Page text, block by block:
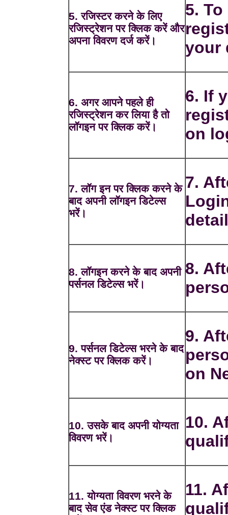
5. रजिस्टर करने के लिए
रजिस्ट्रेशन पर क्लिक करें और
अपना विवरण दर्ज करें।
5.
your
6. अगर आपने पहले ही
रजिस्ट्रेशन कर लिया है तो
लॉगइन पर क्लिक करें।
6. If
on
7. लॉग इन पर क्लिक करने के
बाद अपनी लॉगइन डिटेल्स
भरें।
7.
8. लॉगइन करने के बाद अपनी
पर्सनल डिटेल्स भरें।
8.
9. पर्सनल डिटेल्स भरने के बाद
नेक्स्ट पर क्लिक करें।
9.
on
10. उसके बाद अपनी योग्यता
विवरण भरें।
10.
11. योग्यता विवरण भरने के
बाद सेव एंड नेक्स्ट पर क्लिक
11.